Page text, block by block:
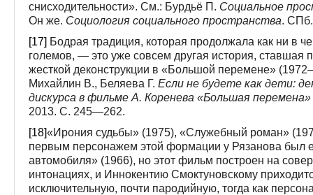
снисходительности». См.: Бурдьё П. Социальное
Он же. Социология социального пространства.
[17] Бодрая традиция, которая продолжала как ни в
големов, — это уже совсем другая история, ставшая
жесткой деконструкции в «Большой перемене»
Михайлин В., Беляева Г. Если не будете как дети:
дискурса в фильме А. Коренева «Большая перемена»
2013. С. 245—262.
[18]«Ирония судьбы» (1975), «Служебный роман»
первым персонажем этой формации у Рязанова был
автомобиля» (1966), но этот фильм построен на
интонациях, и Иннокентию Смоктуновскому
исключительную, почти пародийную, тогда как